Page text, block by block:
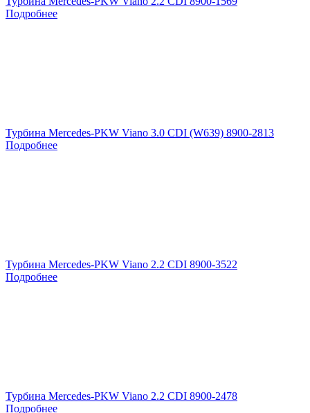
Подробнее
Турбина Mercedes-PKW Viano 3.0 CDI (W639) 8900-2813
Подробнее
Турбина Mercedes-PKW Viano 2.2 CDI 8900-3522
Подробнее
Турбина Mercedes-PKW Viano 2.2 CDI 8900-2478
Подробнее